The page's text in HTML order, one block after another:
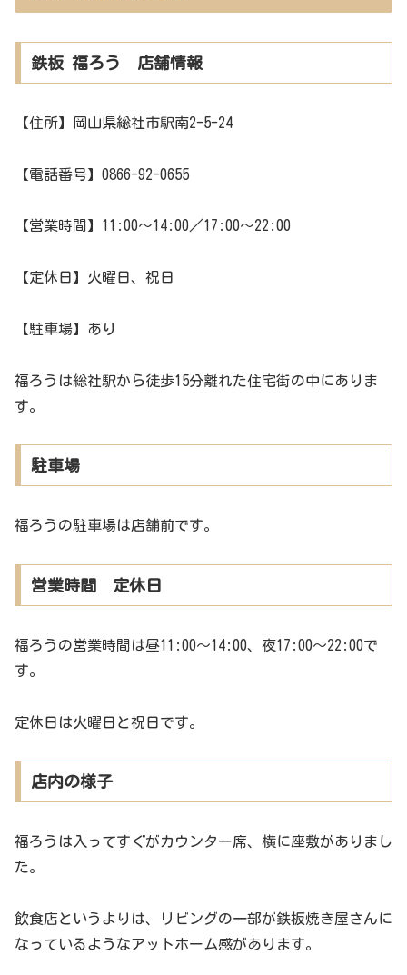
鉄板 福ろう 店舗情報
【住所】岡山県総社市駅南2-5-24
【電話番号】0866-92-0655
【営業時間】11:00～14:00／17:00～22:00
【定休日】火曜日、祝日
【駐車場】あり
福ろうは総社駅から徒歩15分離れた住宅街の中にありま
す。
駐車場
福ろうの駐車場は店舗前です。
営業時間 定休日
福ろうの営業時間は昼11:00～14:00、夜17:00～22:00で
す。
定休日は火曜日と祝日です。
店内の様子
福ろうは入ってすぐがカウンター席、横に座敷がありまし
た。
飲食店というよりは、リビングの一部が鉄板焼き屋さんに
なっているようなアットホーム感があります。